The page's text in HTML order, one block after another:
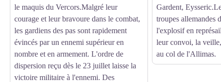
le maquis du Vercors.Malgré leur
courage et leur bravoure dans le combat,
les gardiens des pas sont rapidement
évincés par un ennemi supérieur en
nombre et en armement. L'ordre de
dispersion reçu dès le 23 juillet laisse la
victoire militaire à l'ennemi. Des
Gardent,
troupes allemandes
l'explosif en
leur convoi, la
au col de l'Allimas.